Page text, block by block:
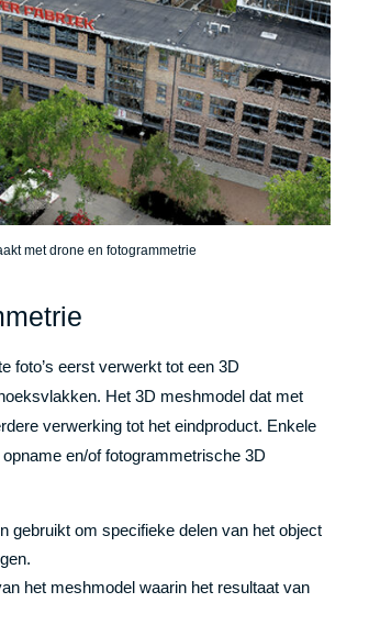
met drone en fotogrammetrie
foto’s eerst verwerkt tot een 3D
Het 3D meshmodel dat met
verwerking tot het eindproduct. Enkele
en/of fotogrammetrische 3D
gebruikt om specifieke delen van het object
het meshmodel waarin het resultaat van